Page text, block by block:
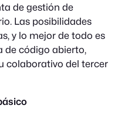
de gestión de
Las posibilidades
y lo mejor de todo es
de código abierto,
colaborativo del tercer